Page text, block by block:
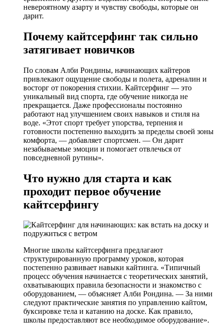
невероятному азарту и чувству свободы, которые он
дарит.
Почему кайтсерфинг так сильно
затягивает новичков
По словам Алби Рондины, начинающих кайтеров
привлекают ощущение свободы и полета, адреналин и
восторг от покорения стихии. Кайтсерфинг — это
уникальный вид спорта, где обучение никогда не
прекращается. Даже профессионалы постоянно
работают над улучшением своих навыков и стиля на
воде. «Этот спорт требует упорства, терпения и
готовности постепенно выходить за пределы своей зоны
комфорта, — добавляет спортсмен. — Он дарит
незабываемые эмоции и помогает отвлечься от
повседневной рутины».
Что нужно для старта и как
проходит первое обучение
кайтсерфингу
Многие школы кайтсерфинга предлагают
структурированную программу уроков, которая
постепенно развивает навыки кайтинга. «Типичный
процесс обучения начинается с теоретических занятий,
охватывающих правила безопасности и знакомство с
оборудованием, — объясняет Алби Рондина. — За ними
следуют практические занятия по управлению кайтом,
буксировке тела и катанию на доске. Как правило,
школы предоставляют все необходимое оборудование».